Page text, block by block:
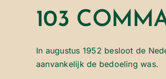
103
In augustus 1952 besloot de
aanvankelijk de bedoeling was.